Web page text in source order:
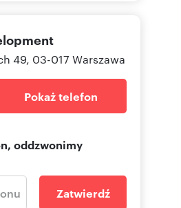
49, 03-017 Warszawa
Pokaż telefon
oddzwonimy
Zatwierdź